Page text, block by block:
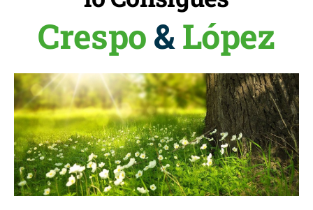
Crespo&López